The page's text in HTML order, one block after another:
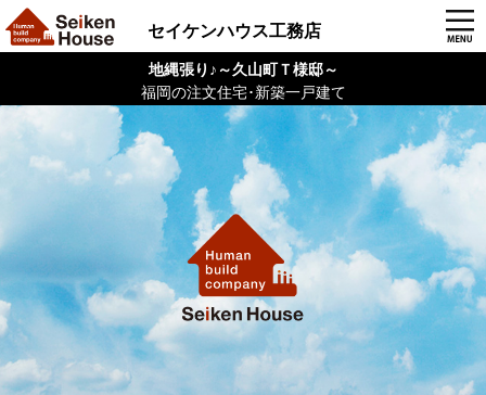
地縄張り♪～久山町Ｔ様邸～
福岡の注文住宅･新築一戸建て
セイケンハウス工務店